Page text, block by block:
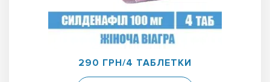
290 ГРН/4 ТАБЛЕТКИ